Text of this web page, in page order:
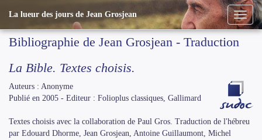
La lueur des jours de Jean Grosjean
Bibliographie de Jean Grosjean - Traduction
La Bible. Textes choisis.
Auteurs : Anonyme
Publié en 2005 - Editeur : Folioplus classiques, Gallimard
Textes choisis avec la collaboration de Paul Gros. Traduction de l'hébreu
par Edouard Dhorme, Jean Grosjean, Antoine Guillaumont, Michel